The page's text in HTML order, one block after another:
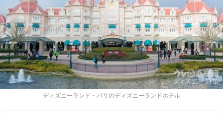
ディズニーランド・パリのディズニーランドホテル